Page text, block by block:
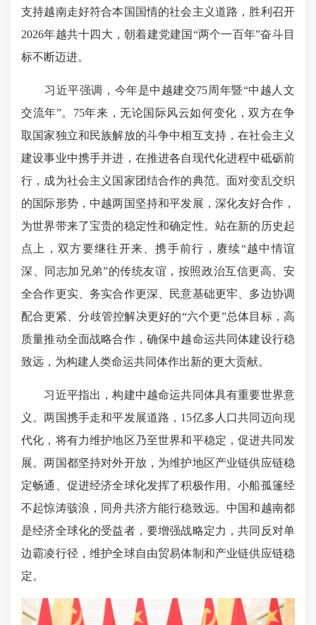
支持越南走好符合本国国情的社会主义道路，胜利召开
2026年越共十四大，朝着建党建国“两个一百年”奋斗目
标不断迈进。
习近平强调，今年是中越建交75周年暨“中越人文
交流年”。75年来，无论国际风云如何变化，双方在争
取国家独立和民族解放的斗争中相互支持，在社会主义
建设事业中携手并进，在推进各自现代化进程中砥砺前
行，成为社会主义国家团结合作的典范。面对变乱交织
的国际形势，中越两国坚持和平发展，深化友好合作，
为世界带来了宝贵的稳定性和确定性。站在新的历史起
点上，双方要继往开来、携手前行，赓续“越中情谊
深、同志加兄弟”的传统友谊，按照政治互信更高、安
全合作更实、务实合作更深、民意基础更牢、多边协调
配合更紧、分歧管控解决更好的“六个更”总体目标，高
质量推动全面战略合作，确保中越命运共同体建设行稳
致远，为构建人类命运共同体作出新的更大贡献。
习近平指出，构建中越命运共同体具有重要世界意
义。两国携手走和平发展道路，15亿多人口共同迈向现
代化，将有力维护地区乃至世界和平稳定，促进共同发
展。两国都坚持对外开放，为维护地区产业链供应链稳
定畅通、促进经济全球化发挥了积极作用。小船孤篷经
不起惊涛骇浪，同舟共济方能行稳致远。中国和越南都
是经济全球化的受益者，要增强战略定力，共同反对单
边霸凌行径，维护全球自由贸易体制和产业链供应链稳
定。